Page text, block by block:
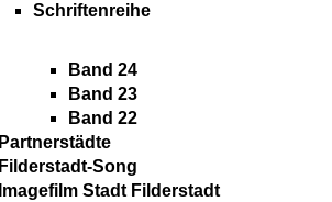
Schriftenreihe
Band 24
Band 23
Band 22
Partnerstädte
Filderstadt-Song
Imagefilm Stadt Filderstadt